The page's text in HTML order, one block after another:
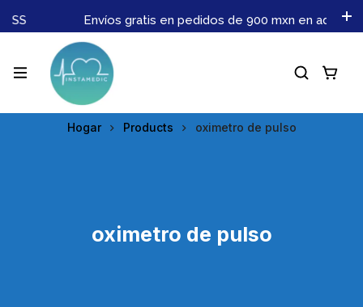
Envíos gratis en pedidos de 900 mxn en
Hogar Products oximetro de pulso
oximetro de pulso